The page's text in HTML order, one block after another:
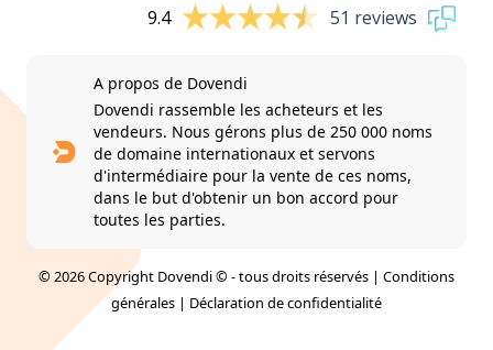
9.4 51 reviews
A propos de Dovendi
Dovendi rassemble les acheteurs et les
vendeurs. Nous gérons plus de 250 000 noms
de domaine internationaux et servons
d'intermédiaire pour la vente de ces noms,
dans le but d'obtenir un bon accord pour
toutes les parties.
© 2026 Copyright Dovendi © - tous droits réservés | Conditions
générales | Déclaration de confidentialité